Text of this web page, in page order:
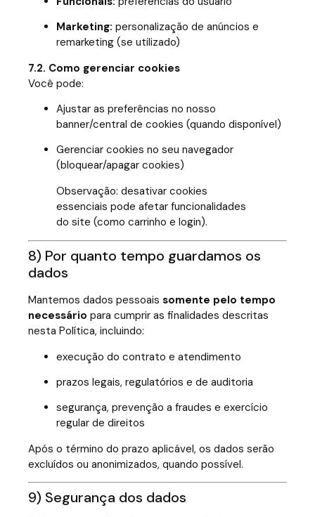
Marketing: personalização de anúncios e
remarketing (se utilizado)
7.2. Como gerenciar cookies
Você pode:
Ajustar as preferências no nosso
banner/central de cookies (quando disponível)
Gerenciar cookies no seu navegador
(bloquear/apagar cookies)
Observação: desativar cookies
essenciais pode afetar funcionalidades
do site (como carrinho e login).
8) Por quanto tempo guardamos os
dados
Mantemos dados pessoais somente pelo tempo
necessário para cumprir as finalidades descritas
nesta Política, incluindo:
execução do contrato e atendimento
prazos legais, regulatórios e de auditoria
segurança, prevenção a fraudes e exercício
regular de direitos
Após o término do prazo aplicável, os dados serão
excluídos ou anonimizados, quando possível.
9) Segurança dos dados